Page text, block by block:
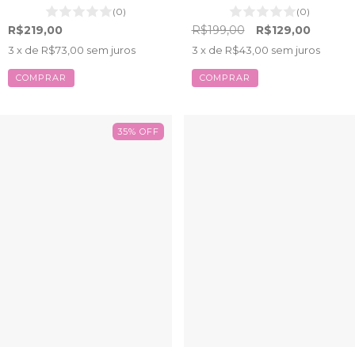
(0)
R$219,00
3 x de R$73,00 sem juros
COMPRAR
(0)
R$199,00 R$129,00
3 x de R$43,00 sem juros
COMPRAR
35% OFF